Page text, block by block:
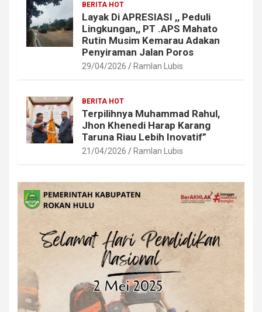
BERITA HOT
Layak Di APRESIASI ,, Peduli
Lingkungan,, PT .APS Mahato
Rutin Musim Kemarau Adakan
Penyiraman Jalan Poros
29/04/2026 Ramlan Lubis
BERITA HOT
Terpilihnya Muhammad Rahul,
Jhon Khenedi Harap Karang
Taruna Riau Lebih Inovatif”
21/04/2026 Ramlan Lubis